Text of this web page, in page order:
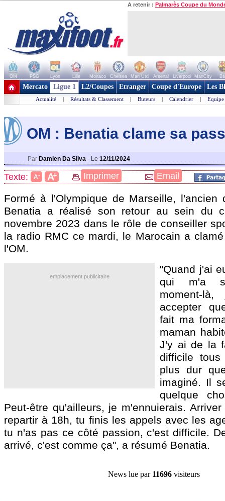
A retenir : Palmarès Coupe du
OM PSG Lyon Lille Monaco Chelsea Man Utd Arsenal Liverpool ManCity
+ de clubs
Mercato Ligue 1 L2/Coupes Etranger Coupe d'Europe Les
Actualité | Résultats & Classement | Buteurs | Calendrier | Equipe
OM : Benatia clame sa
Par Damien Da Silva - Le 12/11/2024
Texte: A- A+ Imprimer Email
Formé à l'Olympique de Marseille, l'ancien
Benatia a réalisé son retour au sein du
novembre 2023 dans le rôle de conseiller
la radio RMC ce mardi, le Marocain a
l'OM.
emplacement publicitaire
"Quand j'ai
qui m'a
moment-
accepter
fait ma
maman
J'y ai de la
difficile
plus dur
imaginé. Il
quelque
Peut-être qu'ailleurs, je m'ennuierais.
repartir à 18h, tu finis les appels avec les
tu n'as pas ce côté passion, c'est difficile.
arrivé, c'est comme ça", a résumé Benatia.
News lue par 11696visiteurs